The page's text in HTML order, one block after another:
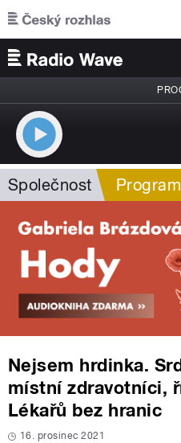
Přejít k hlavnímu obsahu
Společnost Program
Nejsem hrdinka.
místní zdravotníci,
Lékařů bez hranic
16. prosinec 2021